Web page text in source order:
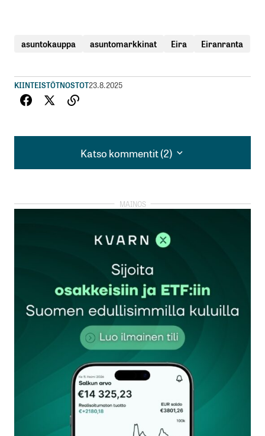
asuntokauppa asuntomarkkinat Eira Eiranranta
KIINTEISTÖTNOSTOT23.8.2025
Katso kommentit (2)
Katso kommentit (2)
7miljoonaa!
Tuossa asunnossa oli paha homeongelma, lisäksi
meren puoleisen terassin pintavedet ohjautuivat
rakenteisiin. Luxus-asunto mutta pohjaltaan
hieman toimistomainen
24.8.2025 at 09:02